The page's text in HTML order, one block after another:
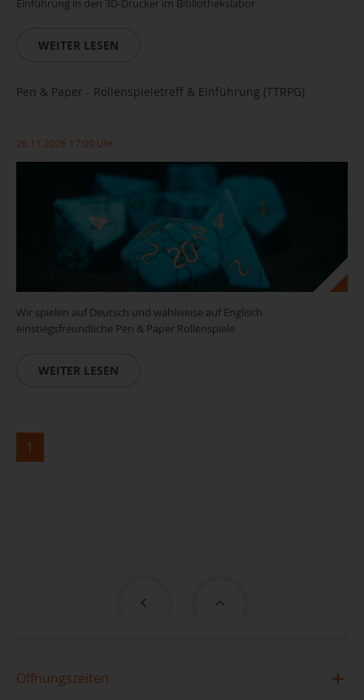
Einführung in den 3D-Drucker im Bibliothekslabor
WEITER LESEN
Pen & Paper - Rollenspieletreff & Einführung (TTRPG)
26.11.2026 17:00 Uhr
Wir spielen auf Deutsch und wahlweise auf Englisch
einstiegsfreundliche Pen & Paper Rollenspiele
WEITER LESEN
1
Öffnungszeiten